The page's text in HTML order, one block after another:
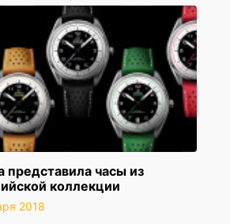
представила часы из
коллекции
2018